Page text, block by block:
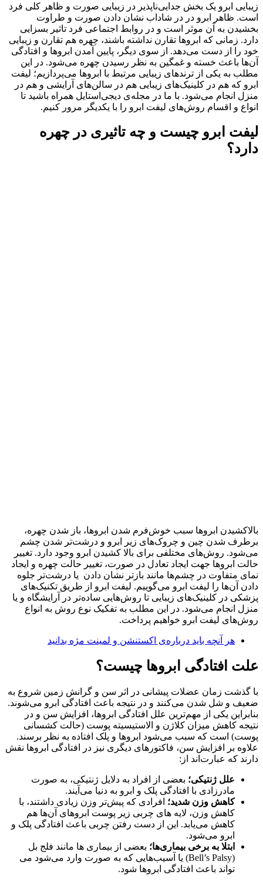
زیبایی ابرو یک بخش جدایی‌ناپذیر در زیبایی صورت و ظاهر کلی فرد
است. ظاهر ابرو در در شاداب نشان دادن صورت و طراوت
بخشیدن به آن موثر است و در روابط اجتماعی فرد تاثیر بسزایی
دارد. زمانی که ابروها تقارن نداشته باشند، چهره هم تقارن و زیبایی
خود را از دست می‌دهد. از سوی دیگر، پایین آمدن ابروها و افتادگی
آن‌ها باعث خسته و غمگین به نظر رسیدن چهره می‌شود. در این
مطلب به یکی از ترندهای زیبایی مرتبط با ابروها می‌پردازیم؛ لیفت
ابرو که هم در کلینیک‌های زیبایی هم در سالن‌های آرایشی و هم در
منزل انجام می‌شود. با ما در مجله‌ی دیجی‌استایل همراه باشید تا
انواع و اقسام روش‌های لیفت ابرو را با یکدیگر مرور کنیم.
لیفت ابرو چیست و چه تاثیری در چهره
دارد؟
بالاکشیدن ابروها سبب خوش‌فرم شدن ابروها، باز شدن چهره،
برطرف شدن چین و چروک‌های زیر ابرو و درشت‌تر شدن چشم
می‌شود. روش‌های مختلفی برای بالا کشیدن ابرو وجود دارد. تغییر
حالت ابروها جهت ایجاد تعادل در صورت، تغییر حالت چهره و ایجاد
نمای متفاوت در چشم‌ها مانند بازتر نشان دادن یا درشت‌تر جلوه
دادن آن‌ها را لیفت ابرو می‌گوییم. لیفت ابرو از طریق تکنیک‌های
پزشکی در کلینیک‌های زیبایی تا روش‌هایی ساده‌تر در آرایشگاه و یا
منزل انجام می‌شود. در این مطلب به تفکیک نوع روش به انواع
روش‌های لیفت ابرو خواهیم پرداخت.
هر آنچه باید درباره‌ی اکستنشن و لمینت مژه بدانید
علت افتادگی ابروها چیست؟
با گذشت زمان عضلات پیشانی در اثر سن و گرانش زمین شروع به
ضعیف و شل شدن می‌کنند و در نتیجه باعث افتادگی ابرو می‌شوند.
بنابراین یکی از مهم‌ترین علل افتادگی ابروها، افزایش سن و در
نتیجه کاهش میزان کلاژن و الاستیسیته پوست (حالت کشسانی
پوست) است که سبب می‌شود ابروها و پلک افتاده به نظر برسند.
علاوه بر افزایش سن، فاکتورهای دیگری نیز در افتادگی ابروها نقش
دارند که عبارت‌اند از:
علل ژنتیکی؛ بعضی از افراد به دلایل ژنتیکی، به صورت
مادرزادی با افتادگی پلک و ابرو به دنیا می‌آیند.
کاهش وزن شدید؛ افرادی که پیش‌تر وزن زیادی داشتند، با
کاهش وزن، لایه های چربی زیر پوست ابروهای آن‌ها هم
کاهش می‌یابد. این از دست رفتن چربی باعث افتادگی پلک و
ابرو می‌شود.
ابتلا به برخی بیماری‌ها؛ بعضی از بیماری ها مانند فلج بل
(Bell’s Palsy) یا آسیب‌هایی که به صورت وارد می‌شود می
تواند باعث افتادگی ابروها شود.